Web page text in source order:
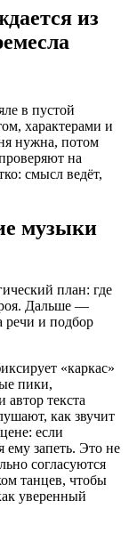
из
в пустой
характерами и
нужна, потом
на
смысл ведёт,
музыки
план: где
Дальше —
речи и подбор
«каркас»
пики,
текста
как звучит
если
ему запеть. Это не
согласуются
танцев, чтобы
уверенный